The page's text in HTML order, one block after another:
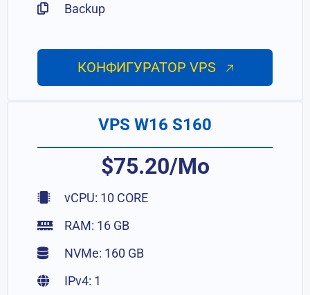
Backup
КОНФИГУРАТОР VPS
VPS W16 S160
$75.20/Mo
vCPU: 10 CORE
RAM: 16 GB
NVMe: 160 GB
IPv4: 1